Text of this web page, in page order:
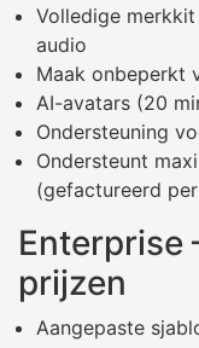
Volledige
audio
Maak onbeperkt
AI-avatars (20
Ondersteuning
Ondersteunt
(gefactureerd
Enterprise
prijzen
Aangepaste